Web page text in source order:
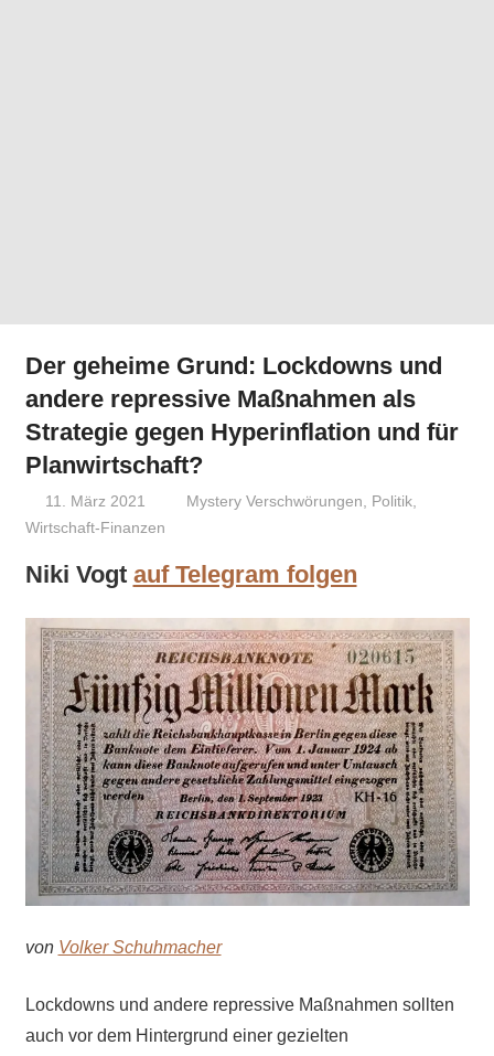
Der geheime Grund: Lockdowns und
andere repressive Maßnahmen als
Strategie gegen Hyperinflation und für
Planwirtschaft?
11. März 2021 Niki Vogt
Mystery Verschwörungen, Politik,
Wirtschaft-Finanzen
Niki Vogt auf Telegram folgen
von Volker Schuhmacher
Lockdowns und andere repressive Maßnahmen sollten
auch vor dem Hintergrund einer gezielten